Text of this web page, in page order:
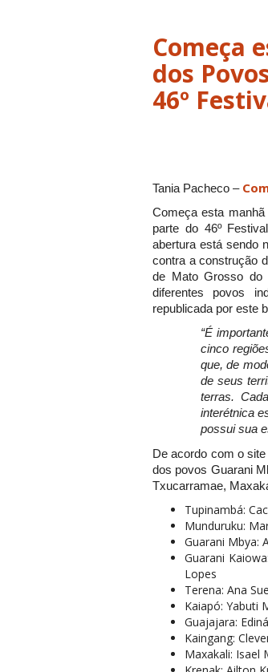
Começa
dos
46º
Tania Pacheco –
Começa esta
parte do 46º
abertura está sendo
contra a construção
de Mato Grosso do
diferentes povos
republicada por este
“É
cinco
que, de
de seus
terras.
interétnica
possui sua
De acordo com o site
dos povos Guarani
Txucarramae,
Tupinambá:
Munduruku:
Guarani Mbya:
Guarani
Lopes
Terena: Ana
Kaiapó: Yabuti
Guajajara:
Kaingang:
Maxakali: Isael